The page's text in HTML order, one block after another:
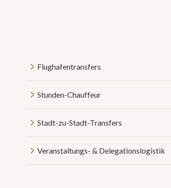
Flughafentransfers
Stunden-Chauffeur
Stadt-zu-Stadt-Transfers
Veranstaltungs- & Delegationslogistik